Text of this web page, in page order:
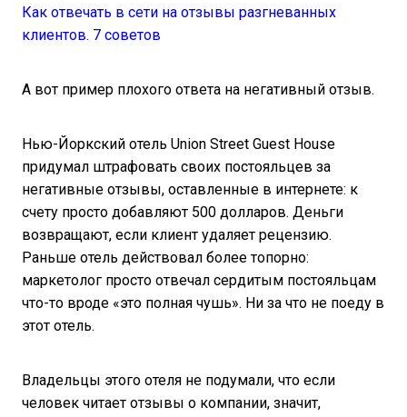
Как отвечать в сети на отзывы разгневанных
клиентов. 7 советов
А вот пример плохого ответа на негативный отзыв.
Нью-Йоркский отель Union Street Guest House
придумал штрафовать своих постояльцев за
негативные отзывы, оставленные в интернете: к
счету просто добавляют 500 долларов. Деньги
возвращают, если клиент удаляет рецензию.
Раньше отель действовал более топорно:
маркетолог просто отвечал сердитым постояльцам
что-то вроде «это полная чушь». Ни за что не поеду в
этот отель.
Владельцы этого отеля не подумали, что если
человек читает отзывы о компании, значит,